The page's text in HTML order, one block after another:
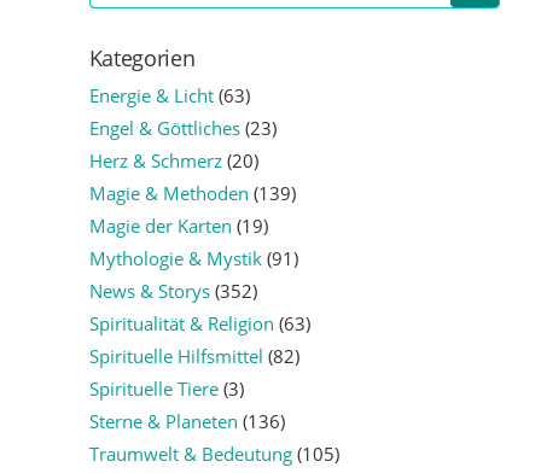
Kategorien
Energie & Licht(63)
Engel & Göttliches(23)
Herz & Schmerz(20)
Magie & Methoden (139)
Magie der Karten (19)
Mythologie & Mystik(91)
News & Storys(352)
Spiritualität & Religion (63)
Spirituelle Hilfsmittel (82)
Spirituelle Tiere(3)
Sterne & Planeten (136)
Traumwelt & Bedeutung(105)